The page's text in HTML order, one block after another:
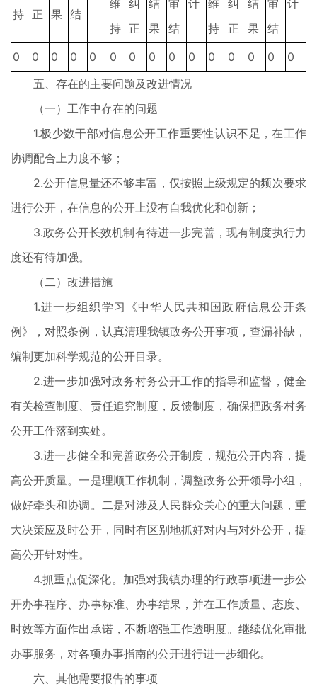
持 正 果 结
维
持
纠
正
结
果
审
结
计 维
持
纠
正
结
果
审
结
计
0 0 0 0 0 0 0 0 0 0 0 0 0 0
0
五、存在的主要问题及改进情况
（一）工作中存在的问题
1.极少数干部对信息公开工作重要性认识不足，在工作
协调配合上力度不够；
2.公开信息量还不够丰富，仅按照上级规定的频次要求
进行公开，在信息的公开上没有自我优化和创新；
3.政务公开长效机制有待进一步完善，现有制度执行力
度还有待加强。
（二）改进措施
1.进一步组织学习《中华人民共和国政府信息公开条
例》，对照条例，认真清理我镇政务公开事项，查漏补缺，
编制更加科学规范的公开目录。
2.进一步加强对政务村务公开工作的指导和监督，健全
有关检查制度、责任追究制度，反馈制度，确保把政务村务
公开工作落到实处。
3.进一步健全和完善政务公开制度，规范公开内容，提
高公开质量。一是理顺工作机制，调整政务公开领导小组，
做好牵头和协调。二是对涉及人民群众关心的重大问题，重
大决策应及时公开，同时有区别地抓好对内与对外公开，提
高公开针对性。
4.抓重点促深化。加强对我镇办理的行政事项进一步公
开办事程序、办事标准、办事结果，并在工作质量、态度、
时效等方面作出承诺，不断增强工作透明度。继续优化审批
办事服务，对各项办事指南的公开进行进一步细化。
六、其他需要报告的事项